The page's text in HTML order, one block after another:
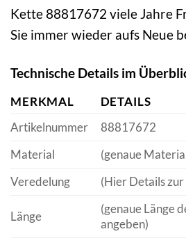
Kette 88817672 viele Jahre
Sie immer wieder aufs Neue
Technische Details im
MERKMAL
DETAILS
Artikelnummer
88817672
Material
(genaue
Veredelung
(Hier Details
Länge
(genaue Länge
angeben)